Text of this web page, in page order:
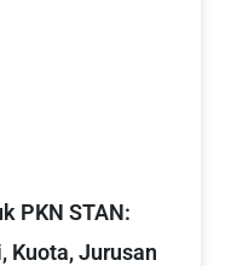
PKN STAN:
Kuota, Jurusan